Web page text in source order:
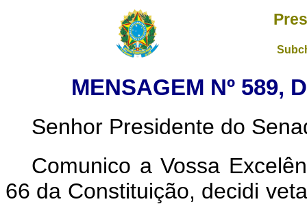
MENSAGEM Nº 589,
Senhor Presidente do
Comunico a Vossa
66 da Constituição, decidi